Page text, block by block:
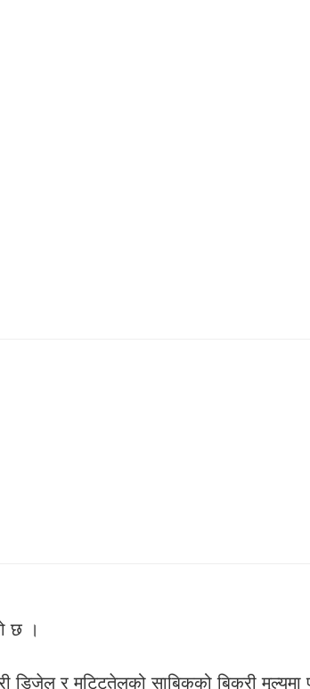
छ ।
र मट्टितेलको साबिकको बिक्री मूल्यमा